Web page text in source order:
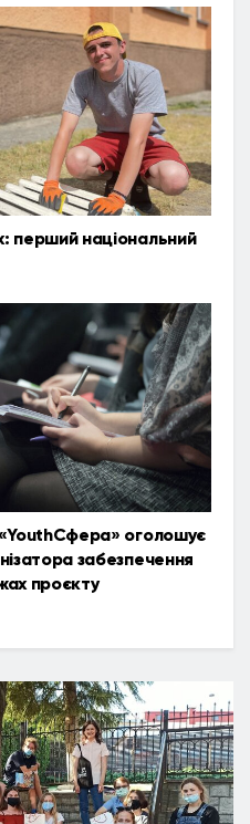
перший національний
«YouthСфера» оголошує
забезпечення
проєкту